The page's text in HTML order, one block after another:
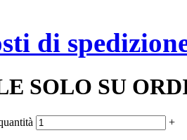
di
SOLO SU
+